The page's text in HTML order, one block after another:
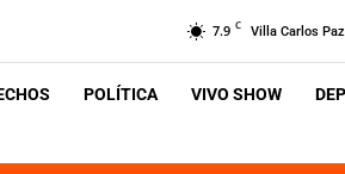
7.9 C Villa Carlos
POLÍTICA VIVO SHOW